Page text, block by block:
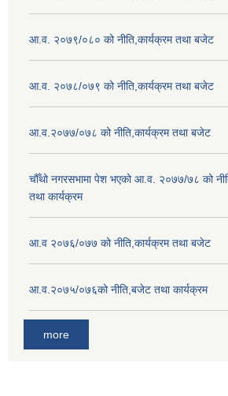
आ.व. २०७९/०८० को नीति,कार्यक्रम तथा बजेट
आ.व. २०७८/०७९ को नीति,कार्यक्रम तथा बजेट
आ.व.२०७७/०७८ को नीति,कार्यक्रम तथा बजेट
चौँथो नगरसभामा पेश भएको आ.व. २०७७/७८ को
तथा कार्यक्रम
आ.व २०७६/०७७ को नीति,कार्यक्रम तथा बजेट
आ.व.२०७५/०७६को नीति,बजेट तथा कार्यक्रम
more